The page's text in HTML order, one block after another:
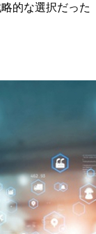
的な選択だった